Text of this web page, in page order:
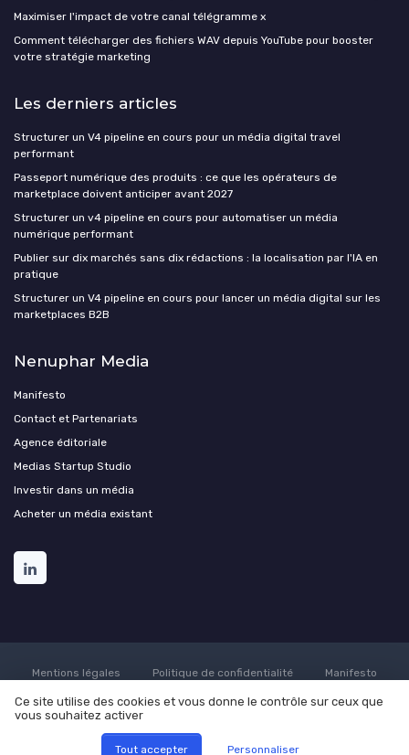
Maximiser l'impact de votre canal télégramme x
Comment télécharger des fichiers WAV depuis YouTube pour booster
votre stratégie marketing
Les derniers articles
Structurer un V4 pipeline en cours pour un média digital travel
performant
Passeport numérique des produits : ce que les opérateurs de
marketplace doivent anticiper avant 2027
Structurer un v4 pipeline en cours pour automatiser un média
numérique performant
Publier sur dix marchés sans dix rédactions : la localisation par l'IA en
pratique
Structurer un V4 pipeline en cours pour lancer un média digital sur les
marketplaces B2B
Nenuphar Media
Manifesto
Contact et Partenariats
Agence éditoriale
Medias Startup Studio
Investir dans un média
Acheter un média existant
Mentions légales Politique de confidentialité
Manifesto
vente
Participer au média ?
Programmer une démonstration
Nenuphar Media
© Nenuphar Media 2026
Ce site utilise des cookies et vous donne le contrôle sur ceux que
vous souhaitez activer
Tout accepter Personnaliser